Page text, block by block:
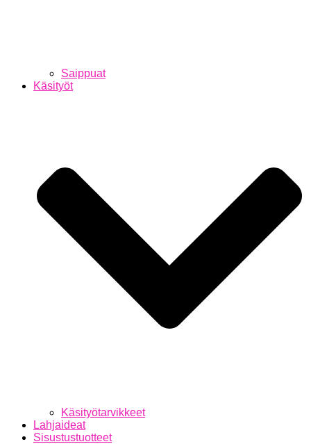
Saippuat
Käsityöt
Käsityötarvikkeet
Lahjaideat
Sisustustuotteet